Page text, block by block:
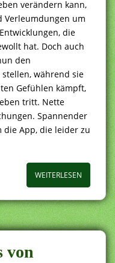
verändern kann,
Verleumdungen um
die
hat. Doch auch
den
stellen, während sie
Gefühlen kämpft,
tritt. Nette
Spannender
App, die leider zu
WEITERLESEN
von